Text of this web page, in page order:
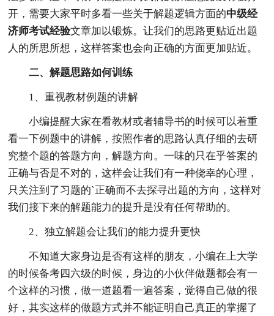
开，需要大家平时多看一些关于解题逻辑方面的中级经
济师考试经验文章加以锻炼。让我们的思路更贴近出题
人的所思所想，这样答案也会向正确的方面更加贴近。
二、解题思路如何训练
1、重视教材例题的讲解
小编提醒大家在看教材或者辅导书的时候可以着重
看一下例题中的讲解，按照作者的思路认真仔细的去研
究整个题的答题方向，解题方向。一味的只在乎答案的
正确与否是不对的，这样会让我们有一种侥幸的心理，
只关注到了习题的`正确而不去探寻出题的方向，这样对
我们接下来的解题能力的提升是没有任何帮助的。
2、独立解题会让我们的能力提升更快
不知道大家身边是否有这样的朋友，小编在上大学
的时候备考四六级的时候，身边的小伙伴做题都会有一
个这样的习惯，做一道题看一遍答案，觉得自己做的很
好，其实这样的做题方式并不能证明自己真正的掌握了